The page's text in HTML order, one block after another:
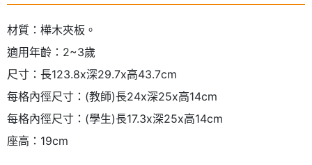
材質：樺木夾板。
適用年齡：2~3歲
尺寸：長123.8x深29.7x高43.7cm
每格內徑尺寸：(教師)長24x深25x高14cm
每格內徑尺寸：(學生)長17.3x深25x高14cm
座高：19cm